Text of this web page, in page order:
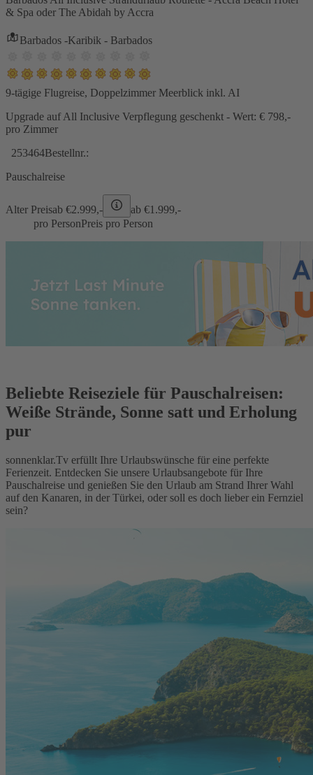
& Spa oder The Abidah by Accra
Barbados -Karibik - Barbados
9-tägige Flugreise, Doppelzimmer Meerblick inkl. AI
Upgrade auf All Inclusive Verpflegung geschenkt - Wert: € 798,-
pro Zimmer
253464Bestellnr.:
Pauschalreise
Alter Preisab €2.999,- ab €1.999,-
pro PersonPreis pro Person
Beliebte Reiseziele für Pauschalreisen:
Weiße Strände, Sonne satt und Erholung
pur
sonnenklar.Tv erfüllt Ihre Urlaubswünsche für eine perfekte
Ferienzeit. Entdecken Sie unsere Urlaubsangebote für Ihre
Pauschalreise und genießen Sie den Urlaub am Strand Ihrer Wahl
auf den Kanaren, in der Türkei, oder soll es doch lieber ein Fernziel
sein?